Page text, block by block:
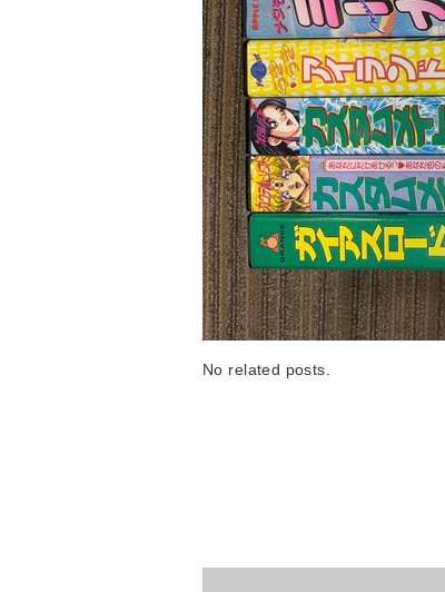
No related posts.